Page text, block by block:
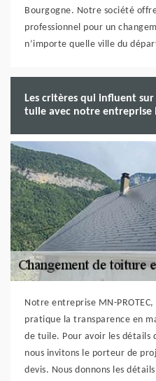
Bourgogne. Notre société
professionnel pour un
n’importe quelle ville du
Les critères qui influent
tuile avec notre entreprise
Notre entreprise MN-
pratique la transparence en
de tuile. Pour avoir les détails
nous invitons le porteur de
devis. Nous donnons les